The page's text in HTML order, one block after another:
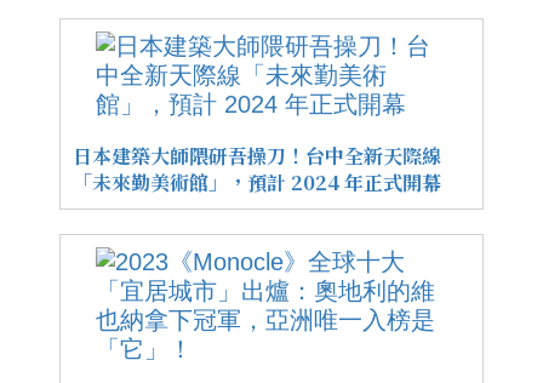
日本建築大師隈研吾操刀！台中全新天際線
「未來勤美術館」，預計 2024 年正式開幕